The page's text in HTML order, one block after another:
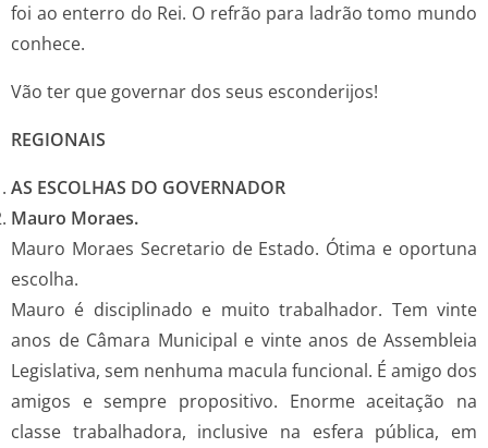
foi ao enterro do Rei. O refrão para ladrão tomo mundo
conhece.
Vão ter que governar dos seus esconderijos!
REGIONAIS
AS ESCOLHAS DO GOVERNADOR
Mauro Moraes.
Mauro Moraes Secretario de Estado. Ótima e oportuna
escolha.
Mauro é disciplinado e muito trabalhador. Tem vinte
anos de Câmara Municipal e vinte anos de Assembleia
Legislativa, sem nenhuma macula funcional. É amigo dos
amigos e sempre propositivo. Enorme aceitação na
classe trabalhadora, inclusive na esfera pública, em